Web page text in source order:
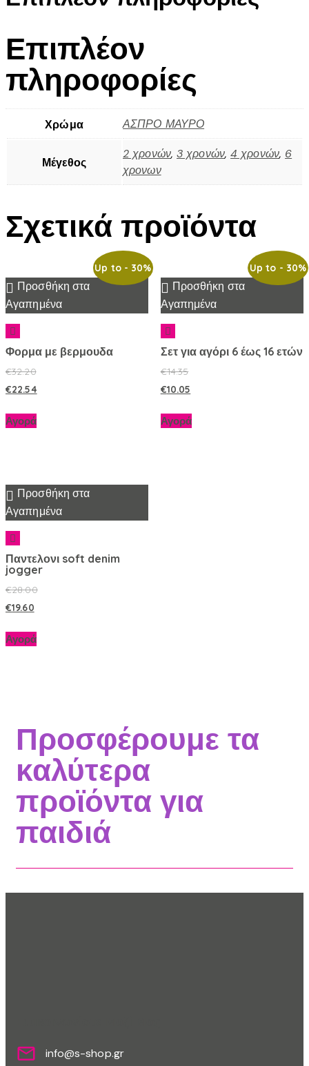
Επιπλέον
πληροφορίες
Χρώμα ΑΣΠΡΟ ΜΑΥΡΟ
Μέγεθος
2 χρονών,3 χρονών,4 χρονών, 6
χρονων
Σχετικά προϊόντα
Up to- 30%
Προσθήκη στα
Αγαπημένα
Φορμα με βερμουδα
€32.20
€22.54
Αγορά
Up to - 30%
Προσθήκη στα
Αγαπημένα
Σετ για αγόρι 6 έως 16 ετών
€14.35
€10.05
Αγορά
Προσθήκη στα
Αγαπημένα
Παντελονι soft denim
jogger
€28.00
€19.60
Αγορά
Προσφέρουμε τα
καλύτερα
προϊόντα για
παιδιά
info@s-shop.gr